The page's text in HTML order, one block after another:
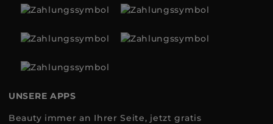
UNSERE APPS
Beauty immer an Ihrer Seite, jetzt gratis